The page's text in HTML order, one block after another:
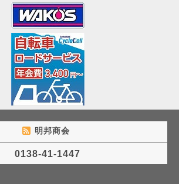
明邦商会
0138-41-1447